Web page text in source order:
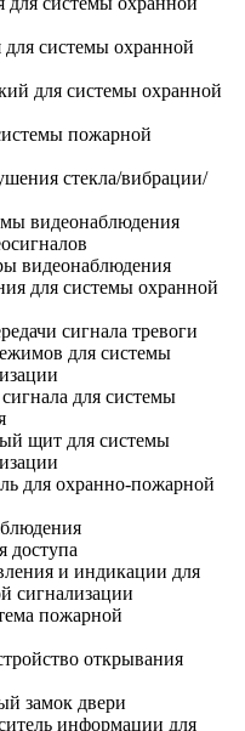
системы охранной
для системы охранной
пожарной
стекла/вибрации/
видеонаблюдения
видеонаблюдения
для системы охранной
сигнала тревоги
для системы
для системы
щит для системы
для охранно-пожарной
доступа
и индикации для
сигнализации
пожарной
открывания
замок двери
информации для